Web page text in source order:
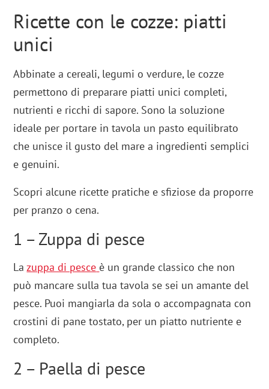
Ricette con le cozze: piatti
unici
Abbinate a cereali, legumi o verdure, le cozze
permettono di preparare piatti unici completi,
nutrienti e ricchi di sapore. Sono la soluzione
ideale per portare in tavola un pasto equilibrato
che unisce il gusto del mare a ingredienti semplici
e genuini.
Scopri alcune ricette pratiche e sfiziose da proporre
per pranzo o cena.
1 – Zuppa di pesce
Lazuppa di pesce è un grande classico che non
può mancare sulla tua tavola se sei un amante del
pesce. Puoi mangiarla da sola o accompagnata con
crostini di pane tostato, per un piatto nutriente e
completo.
2 – Paella di pesce